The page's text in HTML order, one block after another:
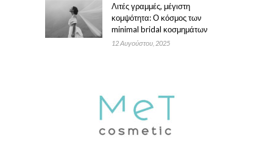
Λιτές γραμμές, μέγιστη
κομψότητα: Ο κόσμος των
minimal bridal κοσμημάτων
12 Αυγούστου, 2025